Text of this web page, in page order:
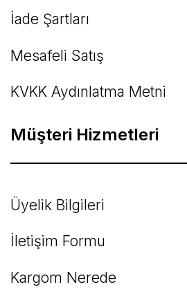
İade Şartları
Mesafeli Satış
KVKK Aydınlatma Metni
Müşteri Hizmetleri
Üyelik Bilgileri
İletişim Formu
Kargom Nerede